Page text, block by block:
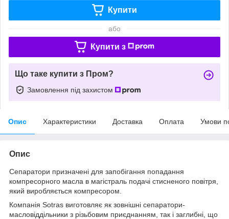
Купити
або
Купити з
Що таке купити з Пром?
Замовлення під захистом
Опис Характеристики Доставка Оплата Умови
Опис
Сепаратори призначені для запобігання попадання
компресорного масла в магістраль подачі стисненого повітря,
який виробляється компресором.
Компанія Sotras виготовляє як зовнішні сепаратори-
масловіддільники з різьбовим приєднанням, так і заглибні, що